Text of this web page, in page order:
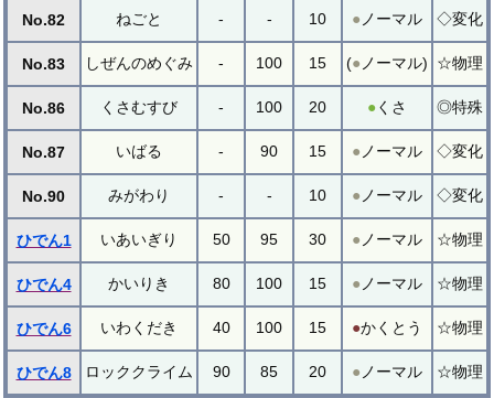
No.82 ねごと - - 10 ● ノーマル ◇変化
No.83 しぜんのめぐみ - 100 15 (● ノーマル) ☆物理
No.86 くさむすび - 100 20 ●くさ ◎特殊
No.87 いばる - 90 15 ● ノーマル ◇変化
No.90 みがわり - - 10 ● ノーマル ◇変化
ひでん1 いあいぎり 50 95 30 ● ノーマル ☆物理
ひでん4 かいりき 80 100 15 ● ノーマル ☆物理
ひでん6 いわくだき 40 100 15 ●かくとう ☆物理
ひでん8 ロッククライム 90 85 20 ● ノーマル ☆物理